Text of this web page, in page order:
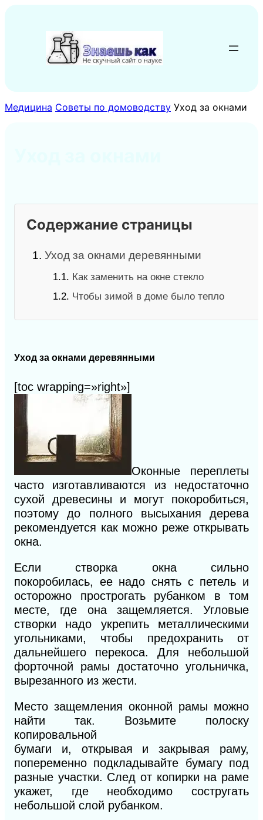
содержимому
Медицина Советы по домоводству Уход за окнами
Содержание страницы
1. Уход за окнами деревянными
1.1. Как заменить на окне стекло
1.2. Чтобы зимой в доме было тепло
Уход за окнами деревянными
[toc wrapping=»right»]
Оконные переплеты
часто изготавливаются из недостаточно
сухой древесины и могут покоробиться,
поэтому до полного высыхания дерева
рекомендуется как можно реже открывать
окна.
Если створка окна сильно
покоробилась, ее надо снять с петель и
осторожно прострогать рубанком в том
месте, где она защемляется. Угловые
створки надо укрепить металлическими
угольниками, чтобы предохранить от
дальнейшего перекоса. Для небольшой
форточной рамы достаточно угольничка,
вырезанного из жести.
Место защемления оконной рамы можно
найти так. Возьмите полоску
копировальной
бумаги и, открывая изакрывая раму,
попеременно подкладывайте бумагу под
разные участки. След от копирки на раме
укажет, где необходимо состругать
небольшой слой рубанком.